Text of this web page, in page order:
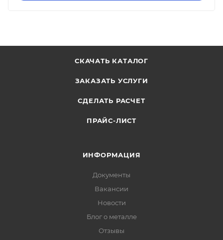
СКАЧАТЬ КАТАЛОГ
ЗАКАЗАТЬ УСЛУГИ
СДЕЛАТЬ РАСЧЕТ
ПРАЙС-ЛИСТ
ИНФОРМАЦИЯ
Документы
Вакансии
Новости
Блог о металле
Отзывы